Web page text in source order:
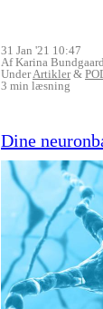
31 Jan '21 10:47
Af Karina Bundgaard
UnderArtikler&
3 min læsning
Dine